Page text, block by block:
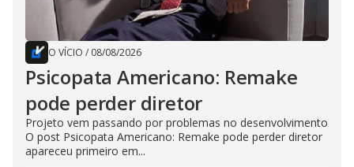
O VÍCIO / 08/08/2026
Psicopata Americano: Remake
pode perder diretor
Projeto vem passando por problemas no desenvolvimento
O post Psicopata Americano: Remake pode perder diretor
apareceu primeiro em...